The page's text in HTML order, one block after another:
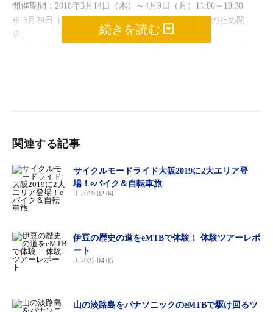
開催期間：2018年3月14日（木）～4月9日（月）11:00～19:30
※ 3月29日（木）は18時まで。3月30日（金）は棚卸のため閉
店。
モーターショーで公開！
続きを読む
関連する記事
サイクルモードライド大阪2019に2大エリア登
場！eバイク＆自転車旅
2019.02.04
伊豆の歴史の道をeMTBで体験！ 体験ツアーレポ
ート
2022.04.05
山の淡路島をパナソニックのeMTBで駆け回るツ